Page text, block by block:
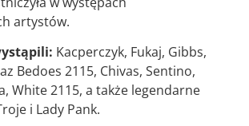
artystów.
Kacperczyk, Fukaj, Gibbs,
Bedoes 2115, Chivas, Sentino,
White 2115, a także legendarne
i Lady Pank.